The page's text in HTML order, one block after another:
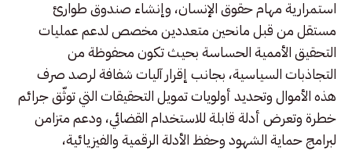
استمرارية مهام حقوق الإنسان، وإنشاء صندوق طوارئ
مستقل من قبل مانحين متعددين مخصص لدعم عمليات
التحقيق الأممية الحساسة بحيث تكون محفوظة من
التجاذبات السياسية، بجانب إقرار آليات شفافة لرصد صرف
هذه الأموال وتحديد أولويات تمويل التحقيقات التي توثّق جرائم
خطرة وتعرض أدلة قابلة للاستخدام القضائي، ودعم متزامن
لبرامج حماية الشهود وحفظ الأدلة الرقمية والفيزيائية،